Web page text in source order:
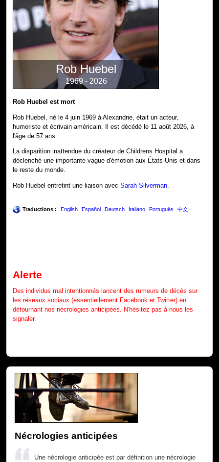
Rob Huebel
1969 - 2026
Rob Huebel est mort
Rob Huebel, né le 4 juin 1969 à Alexandrie, était un acteur,
humoriste et écrivain américain. Il est décédé le 11 août 2026, à
l'âge de 57 ans.
La disparition inattendue du créateur de Childrens Hospital a
déclenché une importante vague d'émotion aux États-Unis et dans
le reste du monde.
Rob Huebel entretint une liaison avecSarah Silverman.
Traductions : English Español Deutsch Italiano Português 中文
Alerte
Des individus mal intentionnés lancent des rumeurs de décès sur
les réseaux sociaux (essentiellement Facebook et Twitter) en
détournant nos nécrologies anticipées. N'hésitez pas à nous les
signaler.
Nécrologies anticipées
Une nécrologie anticipée est par définition une nécrologie